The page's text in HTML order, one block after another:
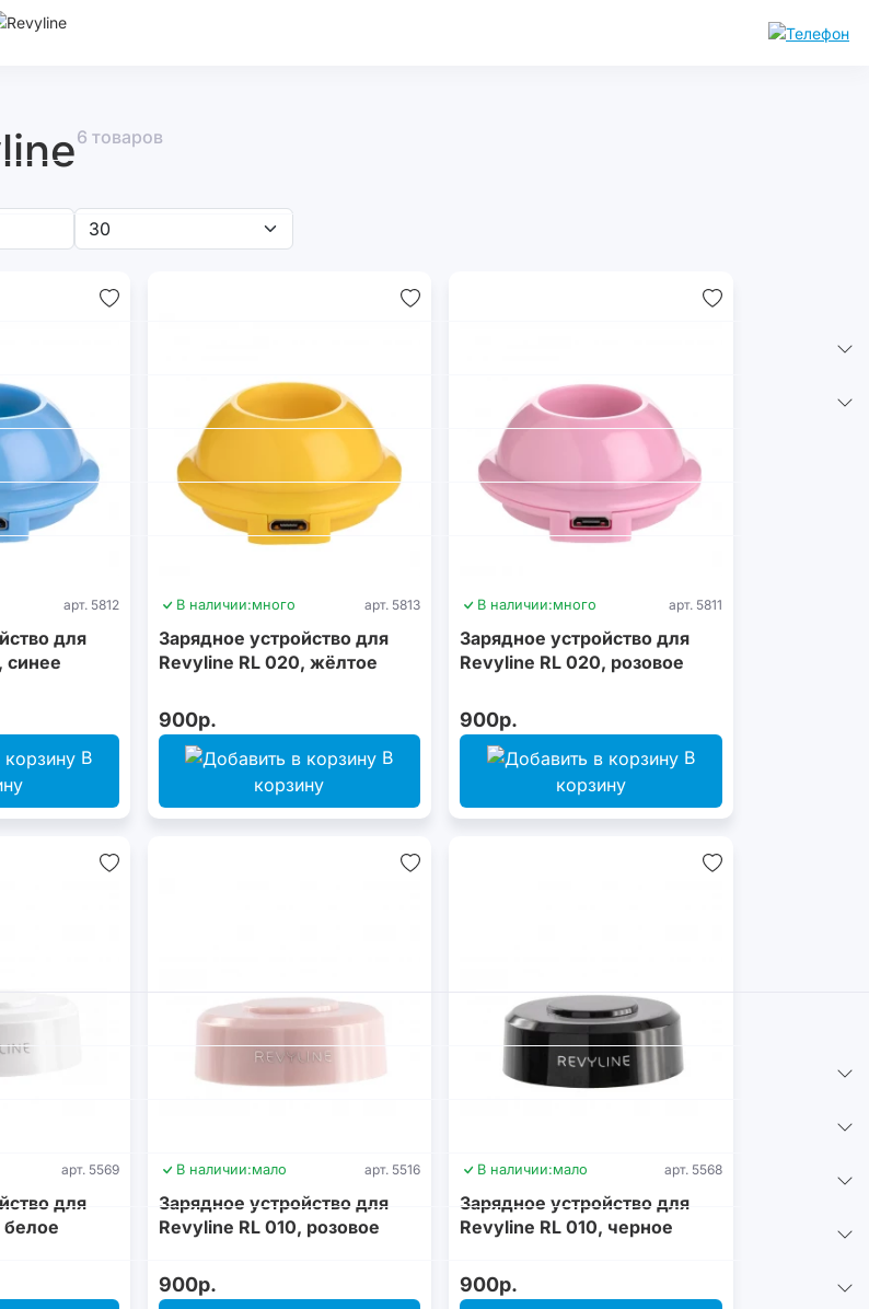
6 товаров
Наборы Насадки
арт. 5812
для
синее
В
В наличии:много арт. 5813
Зарядное устройство для
Revyline RL 020, жёлтое
900р.
В
корзину
В наличии:много арт. 5811
Зарядное устройство для
Revyline RL 020, розовое
900р.
В
корзину
арт. 5569
для
белое
В наличии:мало арт. 5516
Зарядное устройство для
Revyline RL 010, розовое
900р.
В наличии:мало арт. 5568
Зарядное устройство для
Revyline RL 010, черное
900р.